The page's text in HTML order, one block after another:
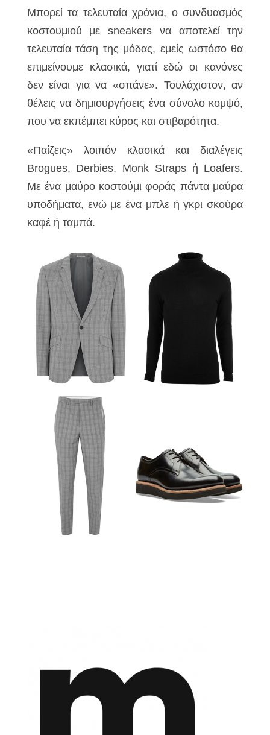
Μπορεί τα τελευταία χρόνια, ο συνδυασμός
κοστουμιού με sneakers να αποτελεί την
τελευταία τάση της μόδας, εμείς ωστόσο θα
επιμείνουμε κλασικά, γιατί εδώ οι κανόνες
δεν είναι για να «σπάνε». Τουλάχιστον, αν
θέλεις να δημιουργήσεις ένα σύνολο κομψό,
που να εκπέμπει κύρος και στιβαρότητα.
«Παίζεις» λοιπόν κλασικά και διαλέγεις
Brogues, Derbies, Monk Straps ή Loafers.
Με ένα μαύρο κοστούμι φοράς πάντα μαύρα
υποδήματα, ενώ με ένα μπλε ή γκρι σκούρα
καφέ ή ταμπά.